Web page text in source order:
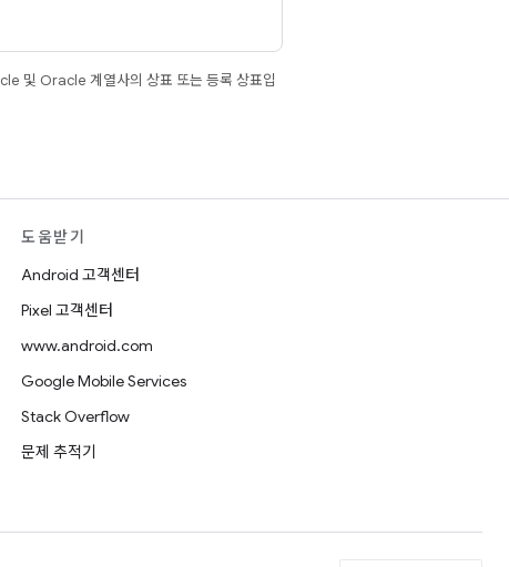
및 Oracle 계열사의 상표 또는 등록 상표입
도움받기
Android 고객센터
Pixel 고객센터
www.android.com
Google Mobile Services
Stack Overflow
문제 추적기